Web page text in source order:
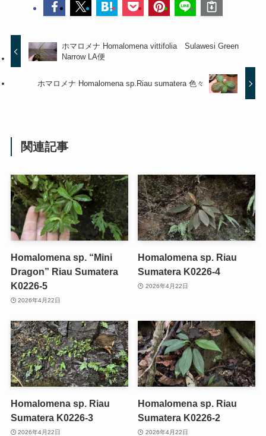
ホマロメナ Homalomena vittifolia Sulawesi Green
Narrow LA便
ホマロメナ Homalomena sp.Riau sumatera 色々
関連記事
Homalomena sp. “Mini
Dragon” Riau Sumatera
K0226-5
2026年4月22日
Homalomena sp. Riau
Sumatera K0226-4
2026年4月22日
Homalomena sp. Riau
Sumatera K0226-3
2026年4月22日
Homalomena sp. Riau
Sumatera K0226-2
2026年4月22日